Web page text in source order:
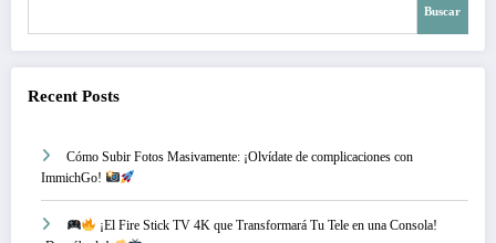
Buscar
Recent Posts
Cómo Subir Fotos Masivamente: ¡Olvídate de complicaciones con
ImmichGo!
¡El Fire Stick TV 4K que Transformará Tu Tele en una Consola!